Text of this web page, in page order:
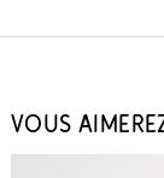
VOUS